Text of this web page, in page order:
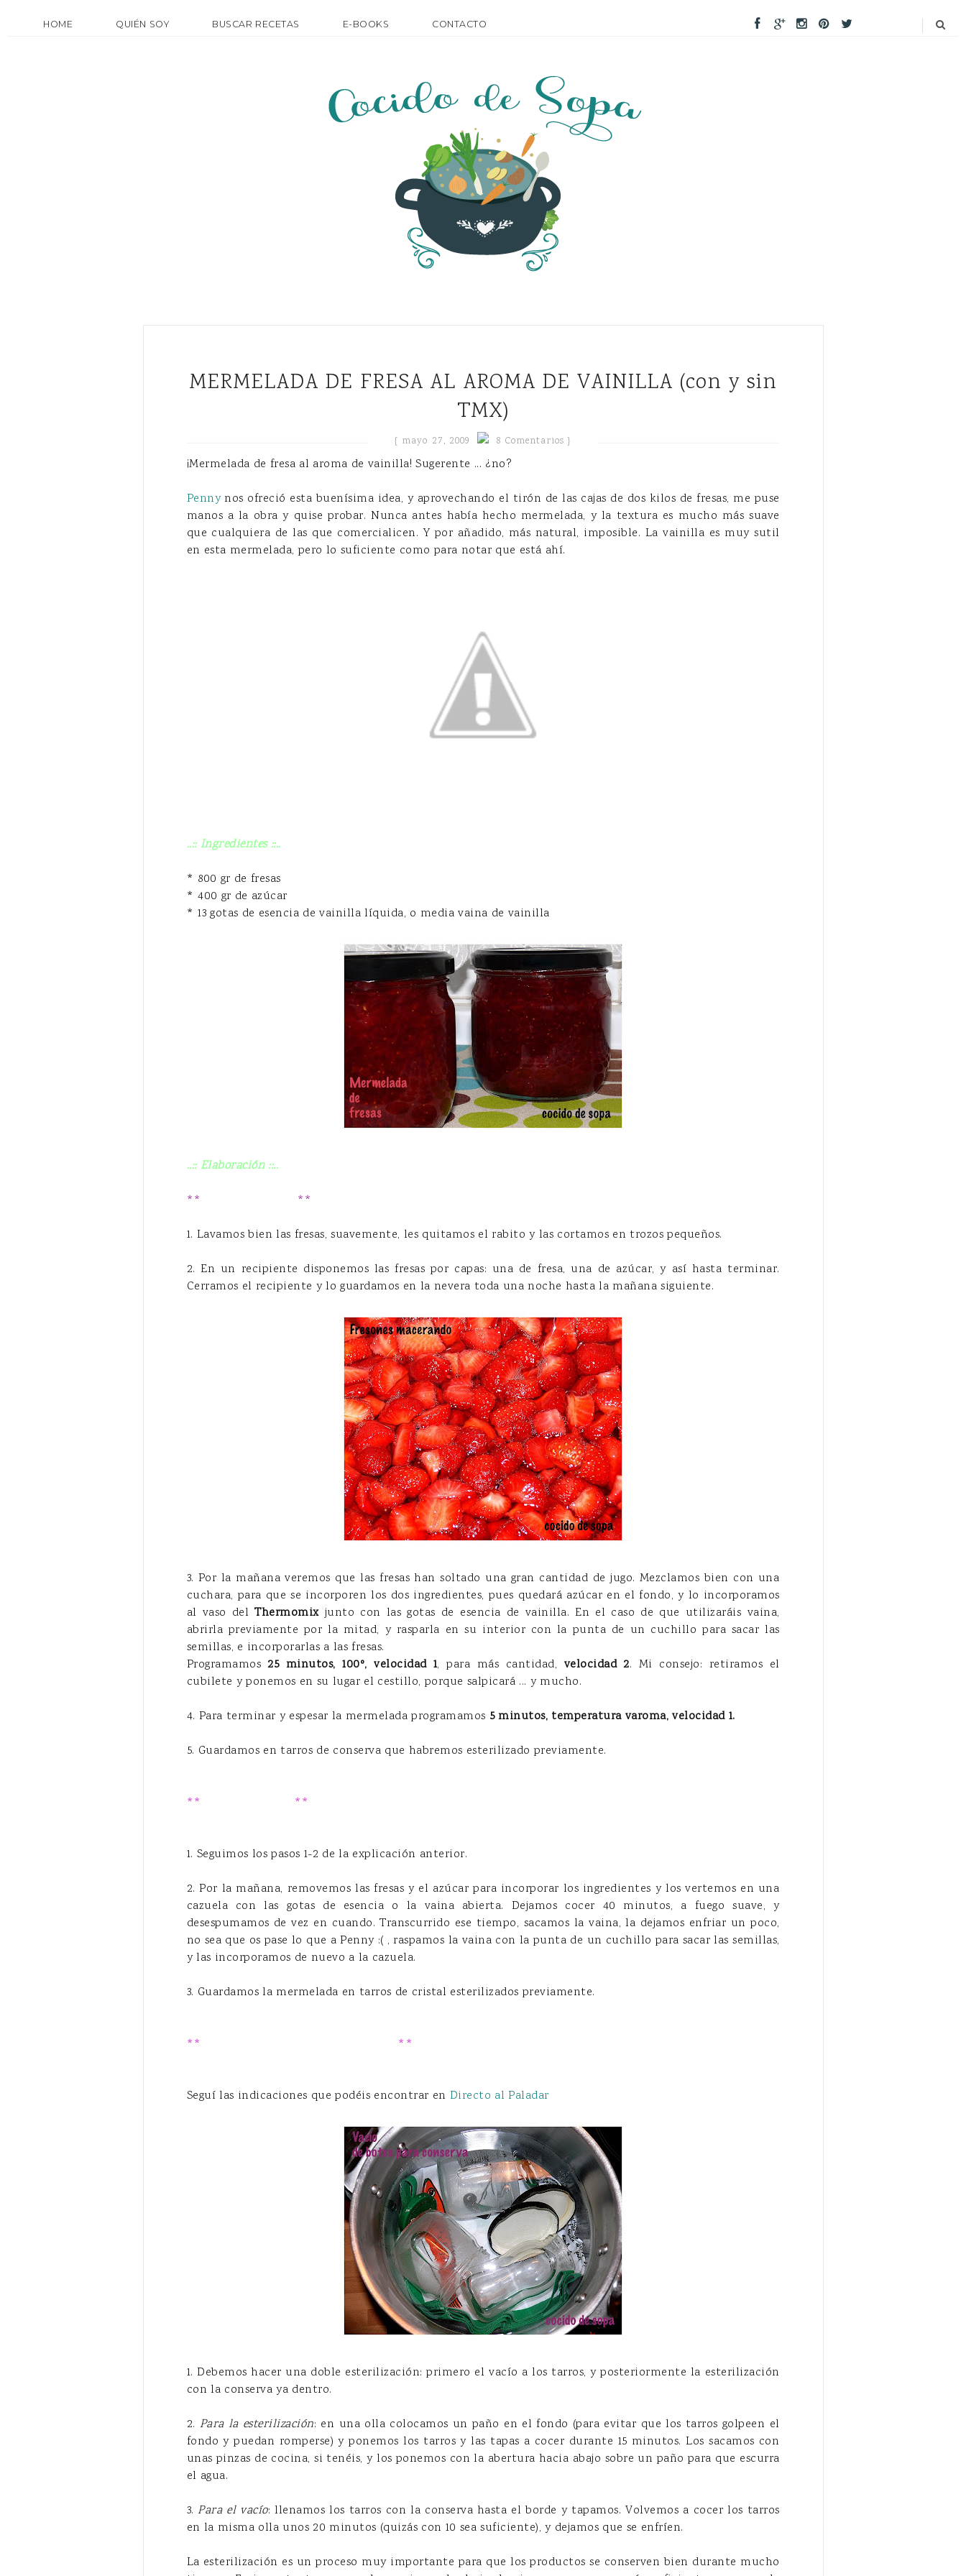
HOME QUIÉN SOY BUSCAR RECETAS E-BOOKS CONTACTO
MERMELADA DE FRESA AL AROMA DE VAINILLA (con y sin
TMX)
{ mayo 27, 2009 8 Comentarios }
¡Mermelada de fresa al aroma de vainilla! Sugerente ... ¿no?
Pennynos ofreció esta buenísima idea, y aprovechando el tirón de las cajas de dos kilos de fresas, me puse
manos a la obra y quise probar. Nunca antes había hecho mermelada, y la textura es mucho más suave
que cualquiera de las que comercialicen. Y por añadido, más natural, imposible. La vainilla es muy sutil
en esta mermelada, pero lo suficiente como para notar que está ahí.
..:: Ingredientes ::..
* 800 gr de fresas
* 400 gr de azúcar
* 13 gotas de esencia de vainilla líquida, o media vaina de vainilla
..:: Elaboración ::..
**
**
1. Lavamos bien las fresas, suavemente, les quitamos el rabito y las cortamos en trozos pequeños.
2. En un recipiente disponemos las fresas por capas: una de fresa, una de azúcar, y así hasta terminar.
Cerramos el recipiente y lo guardamos en la nevera toda una noche hasta la mañana siguiente.
3. Por la mañana veremos que las fresas han soltado una gran cantidad de jugo. Mezclamos bien con una
cuchara, para que se incorporen los dos ingredientes, pues quedará azúcar en el fondo, y lo incorporamos
al vaso delThermomixjunto con las gotas de esencia de vainilla. En el caso de que utilizaráis vaina,
abrirla previamente por la mitad, y rasparla en su interior con la punta de un cuchillo para sacar las
semillas, e incorporarlas a las fresas.
Programamos25 minutos, 100º, velocidad 1, para más cantidad, velocidad 2. Mi consejo: retiramos el
cubilete y ponemos en su lugar el cestillo, porque salpicará ... y mucho.
4. Para terminar y espesar la mermelada programamos 5 minutos, temperatura varoma, velocidad 1.
5. Guardamos en tarros de conserva que habremos esterilizado previamente.
** **
1. Seguimos los pasos 1-2 de la explicación anterior.
2. Por la mañana, removemos las fresas y el azúcar para incorporar los ingredientes y los vertemos en una
cazuela con las gotas de esencia o la vaina abierta. Dejamos cocer 40 minutos, a fuego suave, y
desespumamos de vez en cuando. Transcurrido ese tiempo, sacamos la vaina, la dejamos enfriar un poco,
no sea que os pase lo que a Penny :( , raspamos la vaina con la punta de un cuchillo para sacar las semillas,
y las incorporamos de nuevo a la cazuela.
3. Guardamos la mermelada en tarros de cristal esterilizados previamente.
** **
Seguí las indicaciones que podéis encontrar en Directo al Paladar
1. Debemos hacer una doble esterilización: primero el vacío a los tarros, y posteriormente la esterilización
con la conserva ya dentro.
2. Para la esterilización: en una olla colocamos un paño en el fondo (para evitar que los tarros golpeen el
fondo y puedan romperse) y ponemos los tarros y las tapas a cocer durante 15 minutos. Los sacamos con
unas pinzas de cocina, si tenéis, y los ponemos con la abertura hacia abajo sobre un paño para que escurra
el agua.
3.Para el vacío: llenamos los tarros con la conserva hasta el borde y tapamos. Volvemos a cocer los tarros
en la misma olla unos 20 minutos (quizás con 10 sea suficiente), y dejamos que se enfríen.
La esterilización es un proceso muy importante para que los productos se conserven bien durante mucho